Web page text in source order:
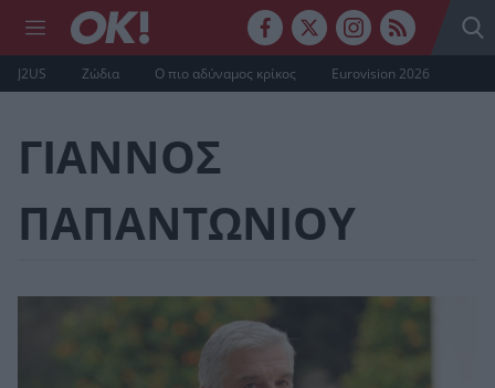
J2US Ζώδια Ο πιο αδύναμος κρίκος Eurovision 2026
ΓΙΑΝΝΟΣ
ΠΑΠΑΝΤΩΝΙΟΥ